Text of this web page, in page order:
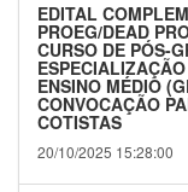
EDITAL
PROEG/DEAD
CURSO DE PÓS-
ENSINO MÉDIO
CONVOCAÇÃO
COTISTAS
20/10/2025 15:28:00